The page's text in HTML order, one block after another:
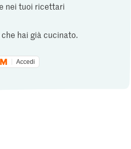
nei tuoi ricettari
hai già cucinato.
Accedi